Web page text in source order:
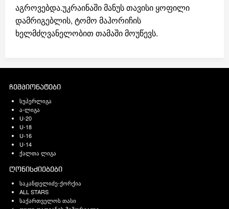
აგროვებდა.უკრაინაში მანუს თავისი ყოფილი
დამრიგებლის, ტომო მაჰორიჩის
ხელმძღვანელობით თამაში მოუწევს.
ჩემპიონატები
სუპერლიგა
ა-ლიგა
U-20
U-18
U-16
U-14
ქალთა ლიგა
ღონისძიებები
საკანდელიძე-ქორქია
ALL STARS
საქართველოს თასი